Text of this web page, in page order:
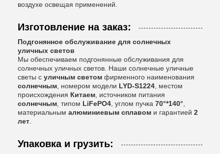
воздухе освещая применений.
Изготовление на заказ:
Подгонянное обслуживание для солнечных
уличных светов
Мы обеспечиваем подгонянные обслуживания для
солнечных уличных светов. Наши солнечные уличные
светы с уличным светом фирменного наименования
солнечным , номером модели LYD-S1224 , местом
происхождения Китаем , источником питания
солнечным , типом LiFePO4 , углом пучка 70°*140°
материальным алюминиевым сплавом и гарантией 2
лет
Упаковка и грузить: